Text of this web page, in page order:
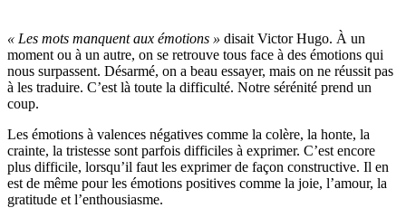
« Les mots manquent aux émotions » disait Victor Hugo. À un
moment ou à un autre, on se retrouve tous face à des émotions qui
nous surpassent. Désarmé, on a beau essayer, mais on ne réussit pas
à les traduire. C’est là toute la difficulté. Notre sérénité prend un
coup.
Les émotions à valences négatives comme la colère, la honte, la
crainte, la tristesse sont parfois difficiles à exprimer. C’est encore
plus difficile, lorsqu’il faut les exprimer de façon constructive. Il en
est de même pour les émotions positives comme la joie, l’amour, la
gratitude et l’enthousiasme.